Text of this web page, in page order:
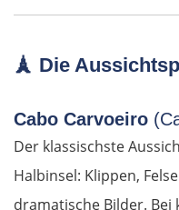
🗼 Die
Cabo Carvoeiro
Der klassischste
Halbinsel: Klippen,
dramatische Bilder.
Burgas
Elchowo
Chaskowo